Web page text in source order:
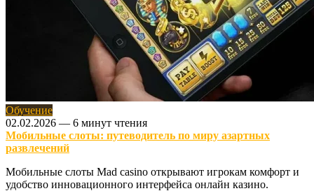
Обучение
02.02.2026 — 6 минут чтения
Мобильные слоты: путеводитель по миру азартных
развлечений
Мобильные слоты Mad casino открывают игрокам комфорт и
удобство инновационного интерфейса онлайн казино.